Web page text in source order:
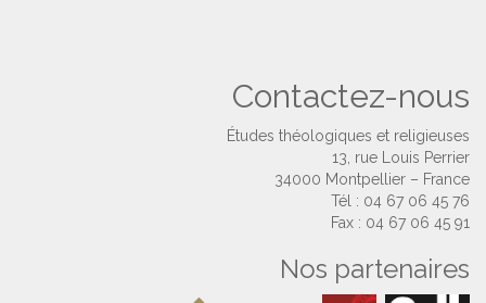
Contactez-nous
Études théologiques et religieuses
13, rue Louis Perrier
34000 Montpellier – France
Tél : 04 67 06 45 76
Fax : 04 67 06 45 91
Nos partenaires